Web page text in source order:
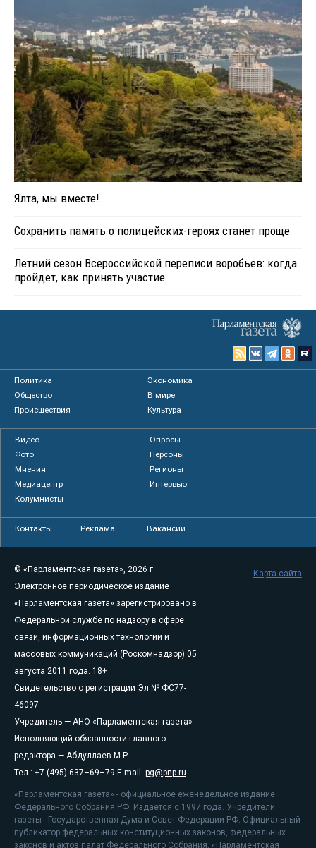
Ялта, мы вместе!
Сохранить память о полицейских-героях станет проще
Летний сезон Всероссийской переписи воробьев: когда
пройдет, как принять участие
Политика
Экономика
Общество
В мире
Происшествия
Культура
Видео
Опросы
Фото
Персоны
Мнения
Регионы
Медиацентр
Интервью
Колумнисты
Контакты Реклама Вакансии
© «Парламентская газета», 2026 г.
Электронное периодическое издание
«Парламентская газета» зарегистрировано в
Федеральной службе по надзору в сфере
связи, информационных технологий и
массовых коммуникаций (Роскомнадзор) 05
августа 2011 года. 18+
Свидетельство о регистрации Эл № ФС77-
46097
Учредитель — АНО «Парламентская газета»
Исполняющий обязанности главного
редактора — Абдуллаев М.Р.
Тел.: +7 (495) 637–69–79 E-mail: pg@pnp.ru
«Парламентская газета» - официальное еженедельное издание
Федерального Собрания РФ. Издается с 1997 года. Учредители
газеты - Государственная Дума и Совет Федерации РФ. Официальный
публикатор федеральных конституционных законов, федеральных
законов и актов палат Федерального Собрания. «Парламентская
Карта сайта